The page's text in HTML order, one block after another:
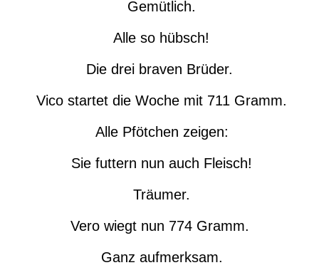
Gemütlich.
Alle so hübsch!
Die drei braven Brüder.
Vico startet die Woche mit 711 Gramm.
Alle Pfötchen zeigen:
Sie futtern nun auch Fleisch!
Träumer.
Vero wiegt nun 774 Gramm.
Ganz aufmerksam.